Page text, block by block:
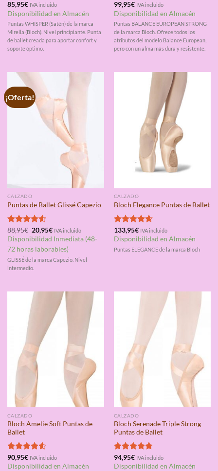
Valorado
con4.50
de 5
85,95€ IVA incluido
Disponibilidad en Almacén
Puntas WHISPER (Satén) de la marca
Mirella (Bloch). Nivel principiante. Punta
de ballet creada para aportar confort y
soporte óptimo.
Valorado
con4.50
de 5
99,95€ IVA incluido
Disponibilidad en Almacén
Puntas BALANCE EUROPEAN STRONG
de la marca Bloch. Ofrece todos los
atributos del modelo Balance European,
pero con un alma más dura y resistente.
¡Oferta!
CALZADO
Puntas de Ballet Glissé Capezio
Valorado
con4.50
de 5
88,95€ El
precio
original
era:
20,95€El
precio
actual
es:
20,95€.
IVA incluido
Disponibilidad Inmediata (48-
72 horas laborables)
GLISSÉ de la marca Capezio. Nivel
intermedio.
CALZADO
Bloch Elegance Puntas de Ballet
Valorado
con4.67
133,95€ IVA incluido
Disponibilidad en Almacén
Puntas ELEGANCE de la marca Bloch
CALZADO
Bloch Amelie Soft Puntas de
Ballet
Valorado
con4.50
90,95€ IVA incluido
Disponibilidad en Almacén
CALZADO
Bloch Serenade Triple Strong
Puntas de Ballet
Valorado
con4.75
94,95€ IVA incluido
Disponibilidad en Almacén